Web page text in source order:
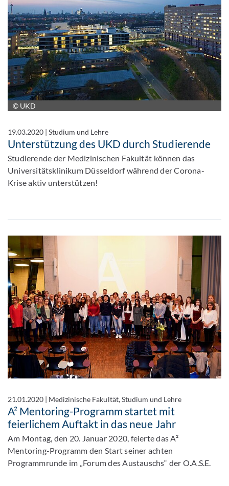
© UKD
19.03.2020 |Studium und Lehre
Unterstützung des UKD durch Studierende
Studierende der Medizinischen Fakultät können das
Universitätsklinikum Düsseldorf während der Corona-
Krise aktiv unterstützen!
21.01.2020 | Medizinische Fakultät, Studium und Lehre
A² Mentoring-Programm startet mit
feierlichem Auftakt in das neue Jahr
Am Montag, den 20. Januar 2020, feierte das A²
Mentoring-Programm den Start seiner achten
Programmrunde im „Forum des Austauschs“ der O.A.S.E.